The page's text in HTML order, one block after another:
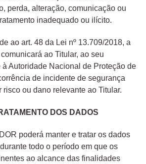
perda, alteração, comunicação ou
inadequado ou ilícito.
ao art. 48 da Lei nº 13.709/2018, a
ao Titular, ao seu
Autoridade Nacional de Proteção de
de incidente de segurança
risco ou dano relevante ao Titular.
DOS DADOS
poderá manter e tratar os dados
todo o período em que os
ao alcance das finalidades